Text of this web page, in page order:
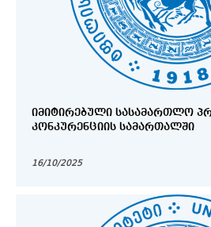
ᲘᲛᲘᲢᲘᲠᲔᲑᲣᲚᲘ ᲡᲐᲡᲐᲛᲐᲠᲗᲚᲝ
ᲙᲝᲜᲙᲣᲠᲔᲜᲪᲘᲘᲡ ᲡᲐᲛᲐᲠᲗᲐᲚᲨᲘ
16/10/2025